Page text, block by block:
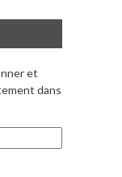
et
dans